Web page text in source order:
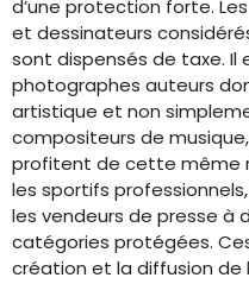
d’une protection forte.
et dessinateurs
sont dispensés de taxe. Il
photographes auteurs
artistique et non
compositeurs de
profitent de cette même
les sportifs
les vendeurs de presse à
catégories protégées.
création et la diffusion de